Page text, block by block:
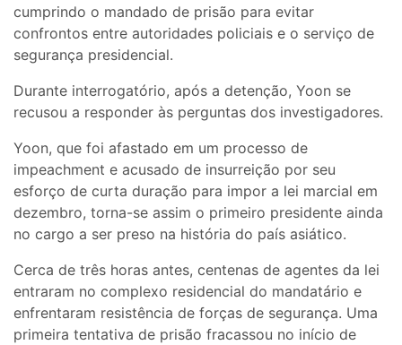
cumprindo o mandado de prisão para evitar
confrontos entre autoridades policiais e o serviço de
segurança presidencial.
Durante interrogatório, após a detenção, Yoon se
recusou a responder às perguntas dos investigadores.
Yoon, que foi afastado em um processo de
impeachment e acusado de insurreição por seu
esforço de curta duração para impor a lei marcial em
dezembro, torna-se assim o primeiro presidente ainda
no cargo a ser preso na história do país asiático.
Cerca de três horas antes, centenas de agentes da lei
entraram no complexo residencial do mandatário e
enfrentaram resistência de forças de segurança. Uma
primeira tentativa de prisão fracassou no início de